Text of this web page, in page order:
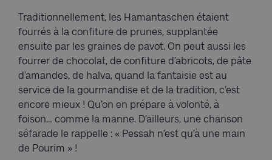
Traditionnellement, les Hamantaschen étaient
fourrés à la confiture de prunes, supplantée
ensuite par les graines de pavot. On peut aussi les
fourrer de chocolat, de confiture d’abricots, de pâte
d’amandes, de halva, quand la fantaisie est au
service de la gourmandise et de la tradition, c’est
encore mieux ! Qu’on en prépare à volonté, à
foison… comme la manne. D’ailleurs, une chanson
séfarade le rappelle : « Pessah n’est qu’à une main
de Pourim » !